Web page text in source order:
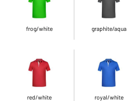
frog/white graphite/aqua
red/white royal/white